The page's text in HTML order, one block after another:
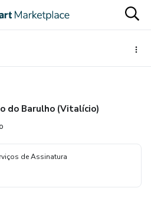
do Barulho (Vitalício)
de Assinatura